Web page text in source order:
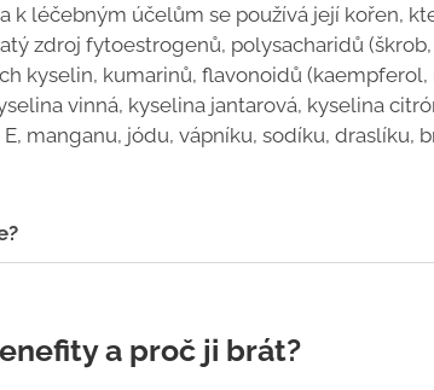
k léčebným účelům se používá její kořen,
zdroj fytoestrogenů, polysacharidů
kyselin, kumarinů, flavonoidů
vinná, kyselina jantarová, kyselina
E, manganu, jódu, vápníku, sodíku,
a proč ji brát?